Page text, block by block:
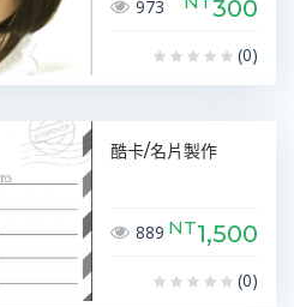
973 300
(0)
酷卡/名片製作
889 NT1,500
(0)